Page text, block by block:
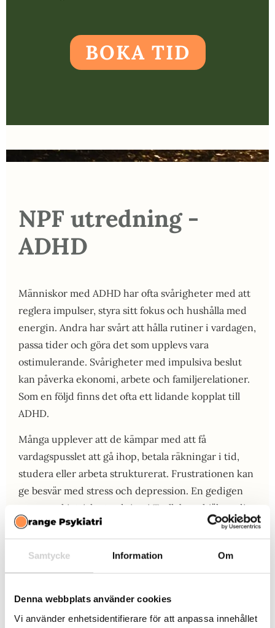
Samtycke Information Om
Denna webbplats använder cookies
Vi använder enhetsidentifierare för att anpassa innehållet
BOKA TID
NPF utredning -
ADHD
Människor med ADHD har ofta svårigheter med att
reglera impulser, styra sitt fokus och hushålla med
energin. Andra har svårt att hålla rutiner i vardagen,
passa tider och göra det som upplevs vara
ostimulerande. Svårigheter med impulsiva beslut
kan påverka ekonomi, arbete och familjerelationer.
Som en följd finns det ofta ett lidande kopplat till
ADHD.
Många upplever att de kämpar med att få
vardagspusslet att gå ihop, betala räkningar i tid,
studera eller arbeta strukturerat. Frustrationen kan
ge besvär med stress och depression. En gedigen
neuropsykiatrisk utredning i Trelleborg hjälper dig
att förstå ditt fungerande bättre, få rätt diagnos och
hjälp att hantera dina svårigheter. Hos oss kan du
även få hjälp med terapi och läkemedel som har god
effekt mot ADHD.